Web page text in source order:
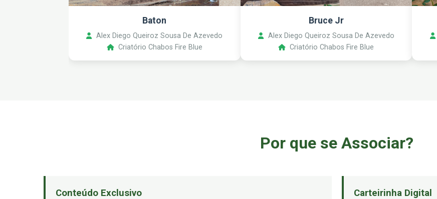
Baton
Alex Diego Queiroz Sousa De Azevedo
Criatório Chabos Fire Blue
Bruce Jr
Alex Diego Queiroz Sousa De Azevedo
Criatório Chabos Fire Blue
Por que se Associar?
Conteúdo Exclusivo Carteirinha Digital